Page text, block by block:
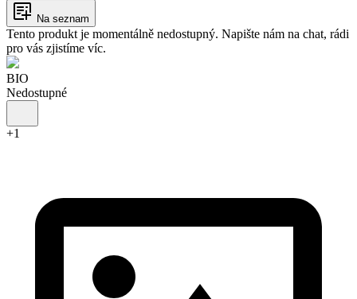
Na seznam
Tento produkt je momentálně nedostupný. Napište nám na chat, rádi
pro vás zjistíme víc.
BIO
Nedostupné
+1